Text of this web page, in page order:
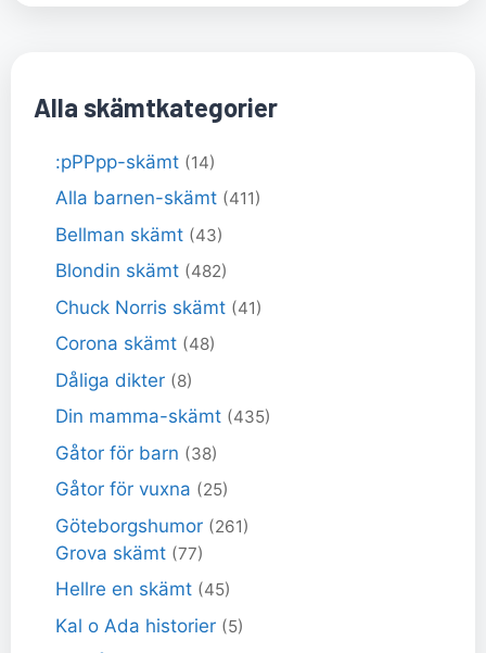
Alla skämtkategorier
:pPPpp-skämt (14)
Alla barnen-skämt (411)
Bellman skämt (43)
Blondin skämt (482)
Chuck Norris skämt (41)
Corona skämt (48)
Dåliga dikter (8)
Din mamma-skämt (435)
Gåtor för barn (38)
Gåtor för vuxna (25)
Göteborgshumor (261)
Grova skämt (77)
Hellre en skämt (45)
Kal o Ada historier (5)